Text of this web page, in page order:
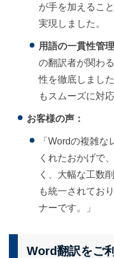
が手を加えるこ
実現しました。
用語の一貫性管理
の翻訳者が関わ
性を徹底しまし
もスムーズに対
お客様の声：
「Wordの複雑
くれたおかげで
く、大幅な工数
も統一されてお
ナーです。」
Word翻訳をご